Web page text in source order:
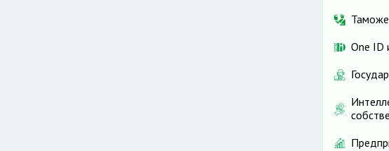
One ID